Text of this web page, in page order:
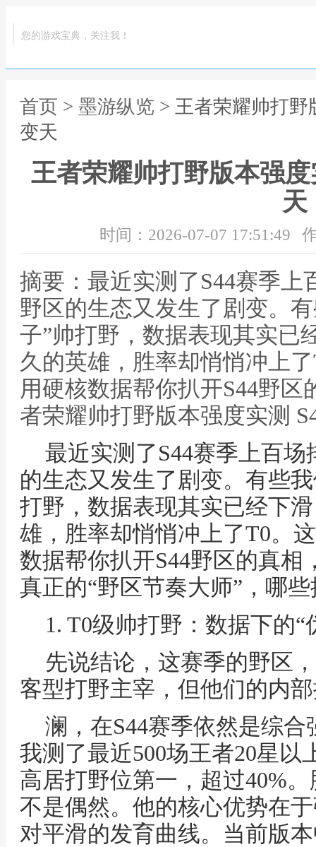
您的游戏宝典，关注我！
首页 > 墨游纵览 > 王者荣耀帅打野
变天
王者荣耀帅打野版本强
天
时间：2026-07-07 17:51:49
摘要：最近实测了S44赛季
野区的生态又发生了剧变。
子”帅打野，数据表现其实已
久的英雄，胜率却悄悄冲上
用硬核数据帮你扒开S44野
者荣耀帅打野版本强度实测
最近实测了S44赛季上百
的生态又发生了剧变。有些
打野，数据表现其实已经下
雄，胜率却悄悄冲上了T0。
数据帮你扒开S44野区的真
真正的“野区节奏大师”，哪
1. T0级帅打野：数据下的“
先说结论，这赛季的野区
客型打野主宰，但他们的内
澜，在S44赛季依然是综
我测了最近500场王者20星以
高居打野位第一，超过40%
不是偶然。他的核心优势在
对平滑的发育曲线。当前版